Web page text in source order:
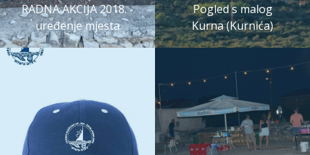
RADNA AKCIJA 2018. -
uređenje mjesta
Pogled s malog
Kurna (Kurnića)